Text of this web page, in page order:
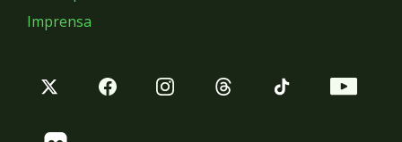
Imprensa